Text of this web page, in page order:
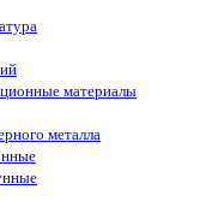
материалы
металла